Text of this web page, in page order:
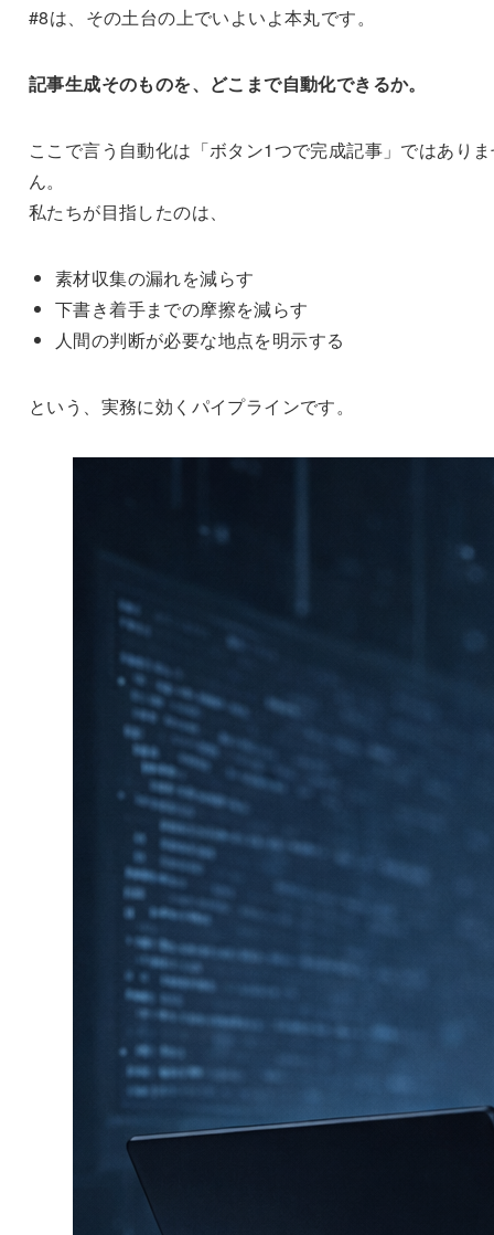
#8は、その土台の上でいよいよ本丸です。
記事生成そのものを、どこまで自動化できるか。
ここで言う自動化は「ボタン1つで完成記事」ではあり
ん。
私たちが目指したのは、
素材収集の漏れを減らす
下書き着手までの摩擦を減らす
人間の判断が必要な地点を明示する
という、実務に効くパイプラインです。